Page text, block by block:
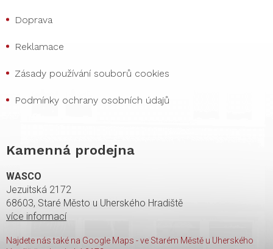
Doprava
Reklamace
Zásady používání souborů cookies
Podmínky ochrany osobních údajů
Kamenná prodejna
WASCO
Jezuitská 2172
68603, Staré Město u Uherského Hradiště
více informací
Najdete nás také na Google Maps - ve Starém Městě u Uherského